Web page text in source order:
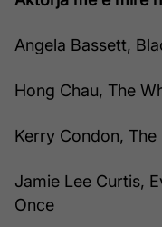
Angela Bassett,
Hong Chau, The
Kerry Condon, The
Jamie Lee Curtis,
Once